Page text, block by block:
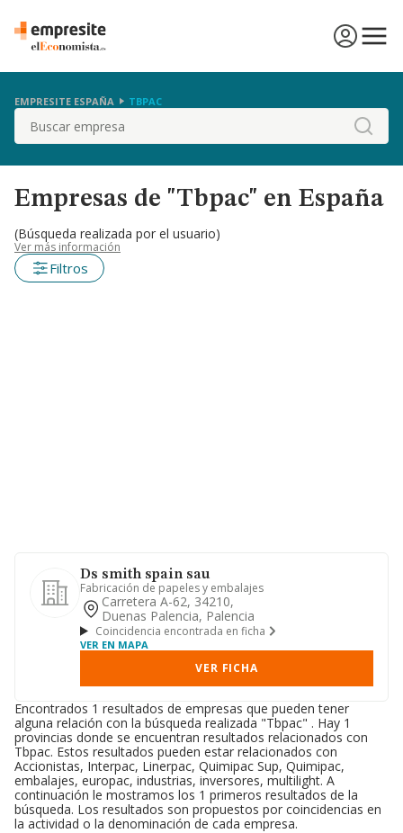
EMPRESITE ESPAÑA TBPAC
Buscar
Empresas de "Tbpac" en España
(Búsqueda realizada por el usuario)
Ver más información
Filtros
Ds smith spain sau
Fabricación de papeles y embalajes
Carretera A-62, 34210,
Duenas Palencia, Palencia
Coincidencia encontrada en ficha
VER EN MAPA
VER FICHA
Encontrados 1 resultados de empresas que pueden tener
alguna relación con la búsqueda realizada "Tbpac" . Hay 1
provincias donde se encuentran resultados relacionados con
Tbpac. Estos resultados pueden estar relacionados con
Accionistas, Interpac, Linerpac, Quimipac Sup, Quimipac,
embalajes, europac, industrias, inversores, multilight. A
continuación le mostramos los 1 primeros resultados de la
búsqueda. Los resultados son propuestos por coincidencias en
la actividad o la denominación de cada empresa.